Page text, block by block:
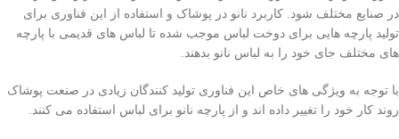
در صنایع مختلف شود. کاربرد نانو در پوشاک و استفاده از این فناوری برای
تولید پارچه هایی برای دوخت لباس موجب شده تا لباس های قدیمی با پارچه
های مختلف جای خود را به لباس نانو بدهند.
با توجه به ویژگی های خاص این فناوری تولید کنندگان زیادی در صنعت پوشاک
روند کار خود را تغییر داده اند و از پارچه نانو برای لباس استفاده می کنند.